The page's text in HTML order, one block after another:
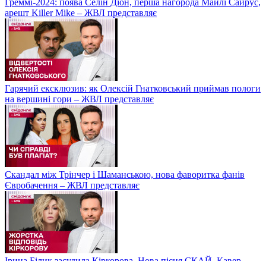
арешт Killer Mike – ЖВЛ представляє
Гарячий ексклюзив: як Олексій Гнатковський приймав пологи
на вершині гори – ЖВЛ представляє
Скандал між Трінчер і Шаманською, нова фаворитка фанів
Євробачення – ЖВЛ представляє